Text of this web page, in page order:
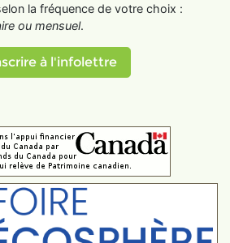
la fréquence de votre choix :
ou mensuel.
à l'infolettre